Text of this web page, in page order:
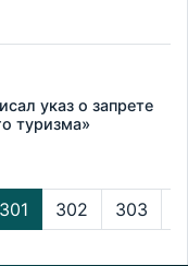
указ о запрете
туризма»
301 302 303